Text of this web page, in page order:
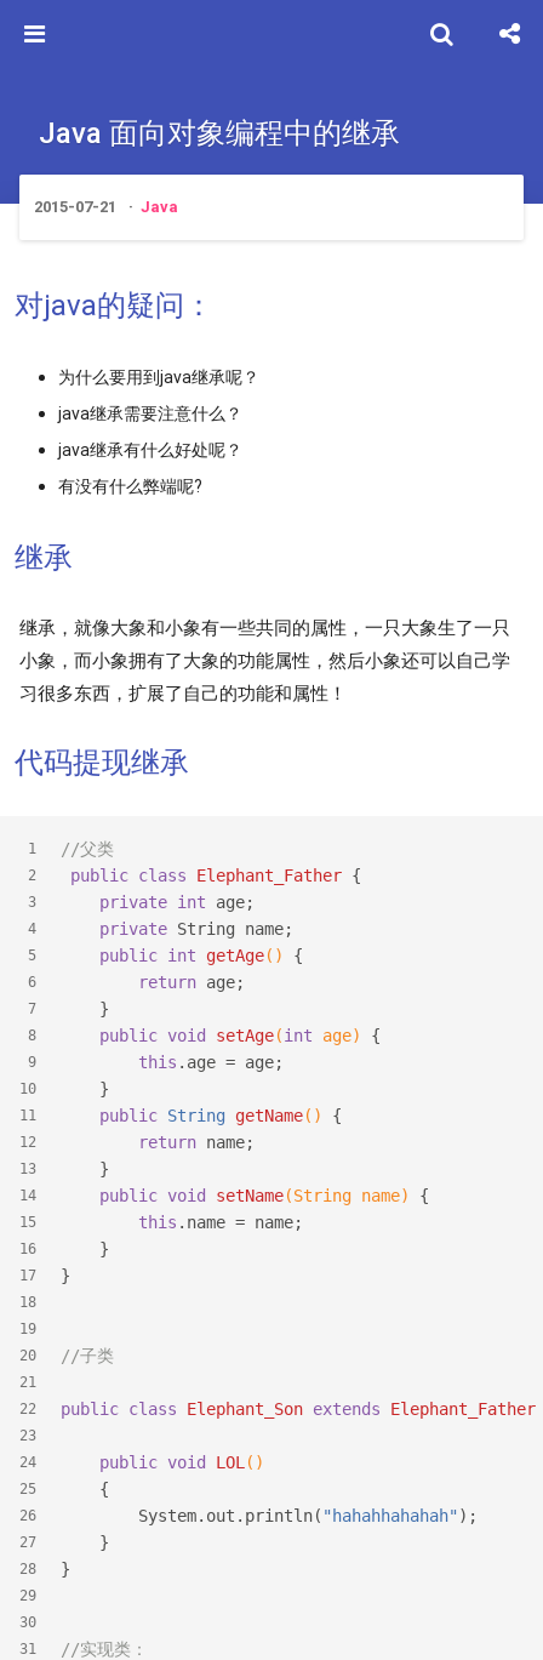
Java 面向对象编程中的继承
2015-07-21 Java
对java的疑问：
为什么要用到java继承呢？
java继承需要注意什么？
java继承有什么好处呢？
有没有什么弊端呢?
继承
继承，就像大象和小象有一些共同的属性，一只大象生了一只
小象，而小象拥有了大象的功能属性，然后小象还可以自己学
习很多东西，扩展了自己的功能和属性！
代码提现继承
1
2
3
4
5
6
7
8
9
10
11
12
13
14
15
16
17
18
19
20
21
22
23
24
25
26
27
28
29
30
31
//父类
public class Elephant_Father {
private int age;
private String name;
public int getAge()
{
return age;
    }
public void setAge(int age)
{
this .age = age;
    }
public String getName()
{
return name;
    }
public void setName(String name)
{
this .name = name;
    }
}
//子类
public class Elephant_Son extends Elephant_Father
public void LOL ()
{
        System.out.println(
"hahahhahahah" );
    }
}
//实现类：